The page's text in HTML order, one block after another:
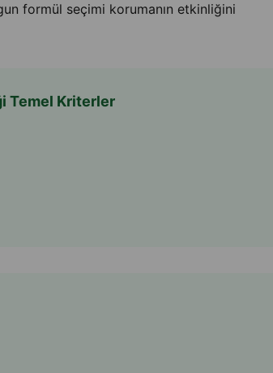
formül seçimi korumanın etkinliğini
Temel Kriterler